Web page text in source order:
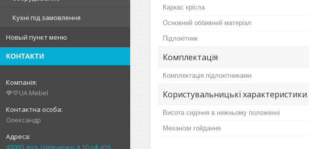
Кухні під замовлення
Новый пункт меню
КОНТАКТИ
💙💛UA Mebel
Олександр
49000, вул. Шевченко д.10 оф.416,
Каркас крісла
Основний оббивний матеріал
Підлокітник
Комплектація
Комплектація підлокітниками
Користувальницькі характеристики
Висота сидіння в нижньому положенні
Механізм гойдання